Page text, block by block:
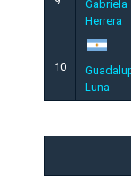
Gabriela
Herrera
10
Luna